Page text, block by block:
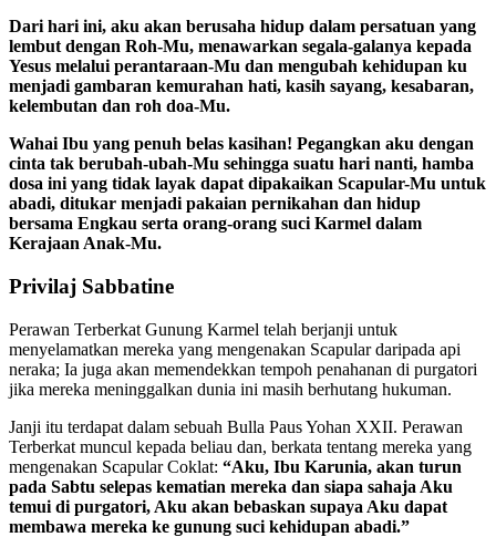
Dari hari ini, aku akan berusaha hidup dalam persatuan yang
lembut dengan Roh-Mu, menawarkan segala-galanya kepada
Yesus melalui perantaraan-Mu dan mengubah kehidupan ku
menjadi gambaran kemurahan hati, kasih sayang, kesabaran,
kelembutan dan roh doa-Mu.
Wahai Ibu yang penuh belas kasihan! Pegangkan aku dengan
cinta tak berubah-ubah-Mu sehingga suatu hari nanti, hamba
dosa ini yang tidak layak dapat dipakaikan Scapular-Mu untuk
abadi, ditukar menjadi pakaian pernikahan dan hidup
bersama Engkau serta orang-orang suci Karmel dalam
Kerajaan Anak-Mu.
Privilaj Sabbatine
Perawan Terberkat Gunung Karmel telah berjanji untuk
menyelamatkan mereka yang mengenakan Scapular daripada api
neraka; Ia juga akan memendekkan tempoh penahanan di purgatori
jika mereka meninggalkan dunia ini masih berhutang hukuman.
Janji itu terdapat dalam sebuah Bulla Paus Yohan XXII. Perawan
Terberkat muncul kepada beliau dan, berkata tentang mereka yang
mengenakan Scapular Coklat: “Aku, Ibu Karunia, akan turun
pada Sabtu selepas kematian mereka dan siapa sahaja Aku
temui di purgatori, Aku akan bebaskan supaya Aku dapat
membawa mereka ke gunung suci kehidupan abadi.”